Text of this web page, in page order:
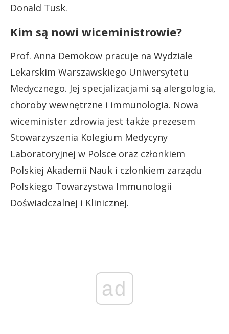
Donald Tusk.
Kim są nowi wiceministrowie?
Prof. Anna Demokow pracuje na Wydziale
Lekarskim Warszawskiego Uniwersytetu
Medycznego. Jej specjalizacjami są alergologia,
choroby wewnętrzne i immunologia. Nowa
wiceminister zdrowia jest także prezesem
Stowarzyszenia Kolegium Medycyny
Laboratoryjnej w Polsce oraz członkiem
Polskiej Akademii Nauk i członkiem zarządu
Polskiego Towarzystwa Immunologii
Doświadczalnej i Klinicznej.
ad